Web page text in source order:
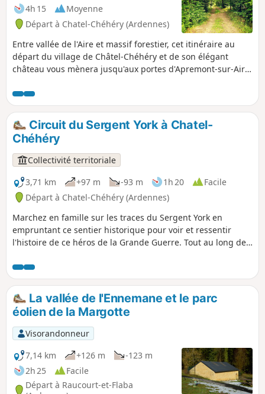
4h 15
Moyenne
Départ à Chatel-Chéhéry (Ardennes)
Entre vallée de l'Aire et massif forestier, cet itinéraire au
départ du village de Châtel-Chéhéry et de son élégant
château vous mènera jusqu'aux portes d'Apremont-sur-Aire
militaire allemand classé à l'Unesco.
Circuit du Sergent York à Chatel-
Chéhéry
Collectivité territoriale
3,71 km
+97 m -93 m 1h 20
Facile
Départ à Chatel-Chéhéry (Ardennes)
Marchez en famille sur les traces du Sergent York en
empruntant ce sentier historique pour voir et ressentir
l'histoire de ce héros de la Grande Guerre. Tout au long de
irez de panneau d'informations en panneau d'informations
pour découvrir les principales positions où se sont déroulés
les actes héroïques de York qui sauvèrent le bataillon de
l'anéantissement et conduisirent au retrait allemand de la
Forêt d'Argonne.
La vallée de l'Ennemane et le parc
éolien de la Margotte
Visorandonneur
7,14 km
+126 m
-123 m
2h 25
Facile
Départ à Raucourt-et-Flaba